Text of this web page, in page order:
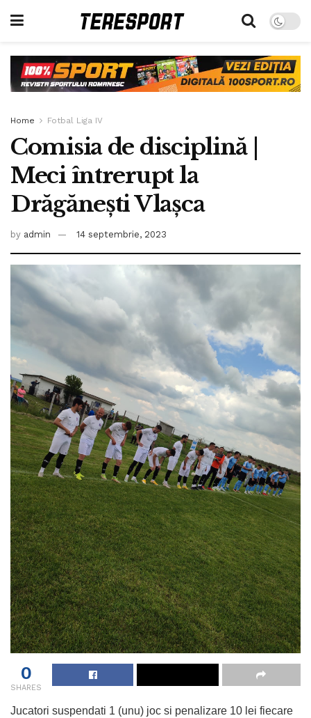
Home Fotbal Liga IV
Comisia de disciplină |
Meci întrerupt la
Drăgănești Vlașca
by admin 14 septembrie, 2023
0
SHARES
Jucatori suspendati 1 (unu) joc si penalizare 10 lei fiecare